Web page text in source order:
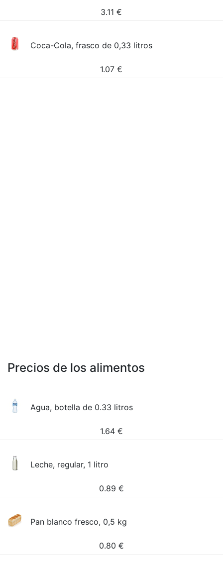
3.11 €
Coca-Cola, frasco de 0,33 litros
1.07 €
Precios de los alimentos
Agua, botella de 0.33 litros
1.64 €
Leche, regular, 1 litro
0.89 €
Pan blanco fresco, 0,5 kg
0.80 €